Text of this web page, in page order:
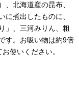
、北海道産の昆布、
に煮出したものに、
」、三河みりん、粗
す。お吸い物は約9倍
使いください。